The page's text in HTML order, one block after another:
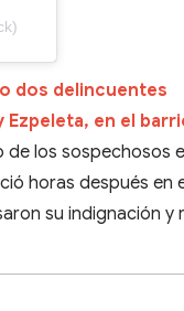
dos delincuentes
en el
de los sospechosos
horas después en
su indignación y